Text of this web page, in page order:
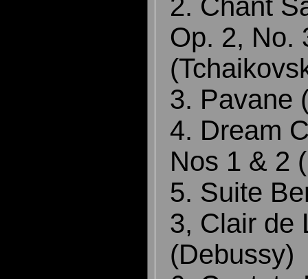
2. Chant
Op. 2, No.
3.
4. Dream
Nos 1 & 2
5. Suite
3, Clair de